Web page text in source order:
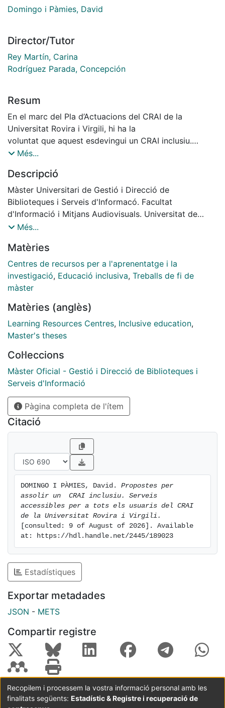
Domingo i Pàmies, David
Director/Tutor
Rey Martín, Carina
Rodríguez Parada, Concepción
Resum
En el marc del Pla d’Actuacions del CRAI de la
Universitat Rovira i Virgili, hi ha la
voluntat que aquest esdevingui un CRAI inclusiu.
Aquest treball, doncs, té com a objectiu
la URV, per millorar-ne l’accessibilitat, com a punt de
partida per assolir aquesta meta: esdevenir un CRAI
totalment inclusiu.
Més...
Descripció
Màster Universitari de Gestió i Direcció de
Biblioteques i Serveis d'Informacó. Facultat
d'Informació i Mitjans Audiovisuals. Universitat de
Barcelona. Curs: 2019-2020. Tutor: Carina Rey Martín i
Més...
Matèries
Centres de recursos per a l'aprenentatge i la
investigació, Educació inclusiva, Treballs de fi de
màster
Matèries (anglès)
Learning Resources Centres, Inclusive education,
Master's theses
Col·leccions
Màster Oficial - Gestió i Direcció de Biblioteques i
Serveis d'Informació
Pàgina completa de l'ítem
Citació
DOMINGO I PÀMIES, David. Propostes per
assolir un  CRAI inclusiu. Serveis
accessibles per a tots els usuaris del CRAI
de la Universitat Rovira i Virgili.
[consulted: 9 of August of 2026]. Available
at: https://hdl.handle.net/2445/189023
Estadístiques
Exportar metadades
JSON - METS
Compartir registre
Coordinació:CRAI UB Avís legal
Metadades
Recopilem i processem la vostra informació personal amb les
finalitats següents: Estadístic & Registre i recuperació de